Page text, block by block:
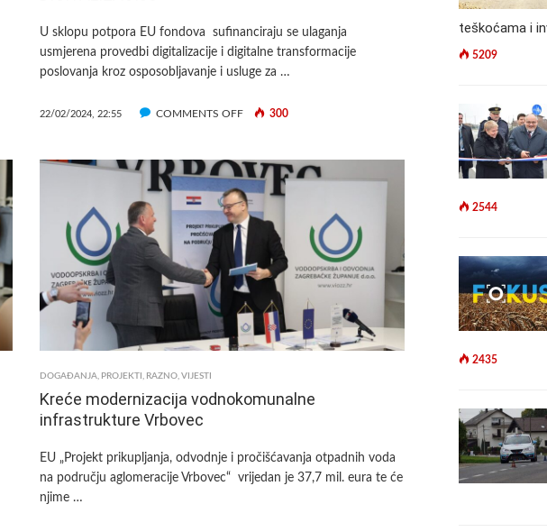
U sklopu potpora EU fondova sufinanciraju se ulaganja
usmjerena provedbi digitalizacije i digitalne transformacije
poslovanja kroz osposobljavanje i usluge za …
22/02/2024, 22:55 COMMENTS OFFON
BESPLATNU
PREZENTACIJU
NATJEČAJA
EU
FONDOVA
“VAUČERI
ZA
DIGITALIZACIJU”
300
DOGAĐANJA, PROJEKTI, RAZNO,VIJESTI
Kreće modernizacija vodnokomunalne
infrastrukture Vrbovec
EU „Projekt prikupljanja, odvodnje i pročišćavanja otpadnih voda
na području aglomeracije Vrbovec“ vrijedan je 37,7 mil. eura te će
njime …
teškoćama i
5209
2544
2435